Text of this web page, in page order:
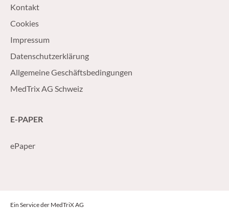
Kontakt
Cookies
Impressum
Datenschutzerklärung
Allgemeine Geschäftsbedingungen
MedTrix AG Schweiz
E-PAPER
ePaper
Ein Service der MedTriX AG